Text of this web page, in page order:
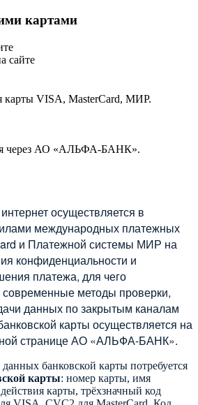
картами
сайте
карты VISA, MasterCard, МИР.
через АО «АЛЬФА-БАНК».
осуществляется в
международных платежных
и Платежной системы МИР на
конфиденциальности и
платежа, для чего
методы проверки,
данных по закрытым каналам
карты осуществляется на
странице АО «АЛЬФА-БАНК».
банковской карты потребуется
карты: номер карты, имя
карты, трёхзначный код